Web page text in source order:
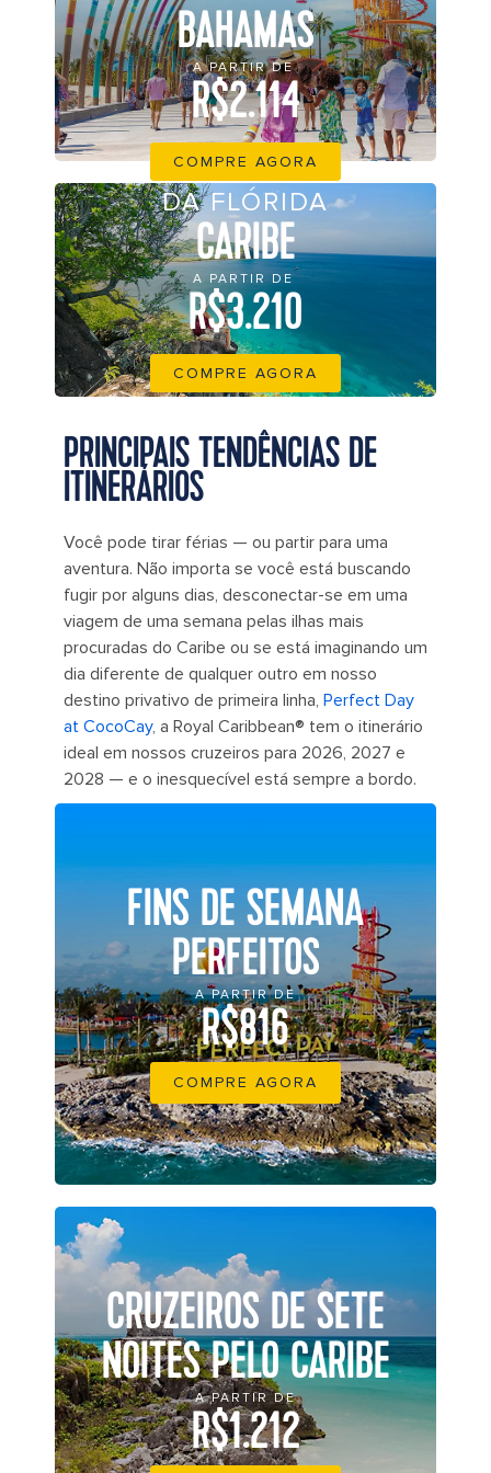
BAHAMAS
A PARTIR DE
R$2.114
COMPRE AGORA
DA FLÓRIDA
CARIBE
A PARTIR DE
R$3.210
COMPRE AGORA
PRINCIPAIS TENDÊNCIAS DE
ITINERÁRIOS
Você pode tirar férias — ou partir para uma
aventura. Não importa se você está buscando
fugir por alguns dias, desconectar-se em uma
viagem de uma semana pelas ilhas mais
procuradas do Caribe ou se está imaginando um
dia diferente de qualquer outro em nosso
destino privativo de primeira linha, Perfect Day
at CocoCay, a Royal Caribbean® tem o itinerário
ideal em nossos cruzeiros para 2026, 2027 e
2028 — e o inesquecível está sempre a bordo.
FINS DE SEMANA
PERFEITOS
A PARTIR DE
R$816
COMPRE AGORA
CRUZEIROS DE SETE
NOITES PELO CARIBE
A PARTIR DE
R$1.212